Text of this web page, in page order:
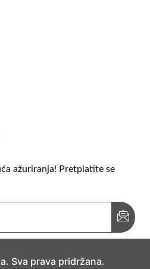
ažuriranja! Pretplatite se
Sva prava pridržana.